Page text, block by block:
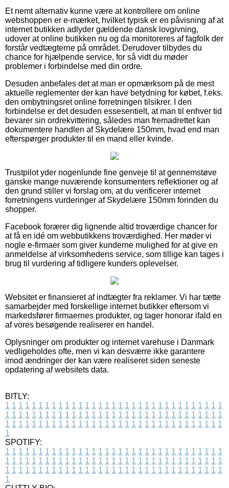
Et nemt alternativ kunne være at kontrollere om online
webshoppen er e-mærket, hvilket typisk er en påvisning af at
internet butikken adlyder gældende dansk lovgivning,
udover at online butikken nu og da monitoreres af fagfolk der
forstår vedtægterne på området. Derudover tilbydes du
chance for hjælpende service, for så vidt du møder
problemer i forbindelse med din ordre.
Desuden anbefales det at man er opmærksom på de mest
aktuelle reglementer der kan have betydning for købet, f.eks.
den ombytningsret online forretningen tilsikrer. I den
forbindelse er det desuden essesentielt, at man til enhver tid
bevarer sin ordrekvittering, således man fremadrettet kan
dokumentere handlen af Skydelære 150mm, hvad end man
efterspørger produkter til en mand eller kvinde.
Trustpilot yder nogenlunde fine genveje til at gennemstøve
ganske mange nuværende konsumenters reflektioner og af
den grund stiller vi forslag om, at du verificerer internet
forretningens vurderinger af Skydelære 150mm forinden du
shopper.
Facebook forærer dig lignende altid troværdige chancer for
at få en idé om webbutikkens troværdighed. Her møder vi
nogle e-firmaer som giver kunderne mulighed for at give en
anmeldelse af virksomhedens service, som tillige kan tages i
brug til vurdering af tidligere kunders oplevelser.
Websitet er finansieret af indtægter fra reklamer. Vi har tætte
samarbejder med forskellige internet butikker eftersom vi
markedsfører firmaernes produkter, og tager honorar ifald en
af vores besøgende realiserer en handel.
Oplysninger om produkter og internet varehuse i Danmark
vedligeholdes ofte, men vi kan desværre ikke garantere
imod ændringer der kan være realiseret siden seneste
opdatering af websitets data.
BITLY:
1 1 1 1 1 1 1 1 1 1 1 1 1 1 1 1 1 1 1 1 1 1 1 1 1 1 1 1 1 1 1 1 1
1 1 1 1 1 1 1 1 1 1 1 1 1 1 1 1 1 1 1 1 1 1 1 1 1 1 1 1 1 1 1 1 1
1 1 1 1 1 1 1 1 1 1 1 1 1 1 1 1 1 1 1 1 1 1 1 1 1 1 1 1 1 1 1 1 1
1
SPOTIFY:
1 1 1 1 1 1 1 1 1 1 1 1 1 1 1 1 1 1 1 1 1 1 1 1 1 1 1 1 1 1 1 1 1
1 1 1 1 1 1 1 1 1 1 1 1 1 1 1 1 1 1 1 1 1 1 1 1 1 1 1 1 1 1 1 1 1
1 1 1 1 1 1 1 1 1 1 1 1 1 1 1 1 1 1 1 1 1 1 1 1 1 1 1 1 1 1 1 1 1
1